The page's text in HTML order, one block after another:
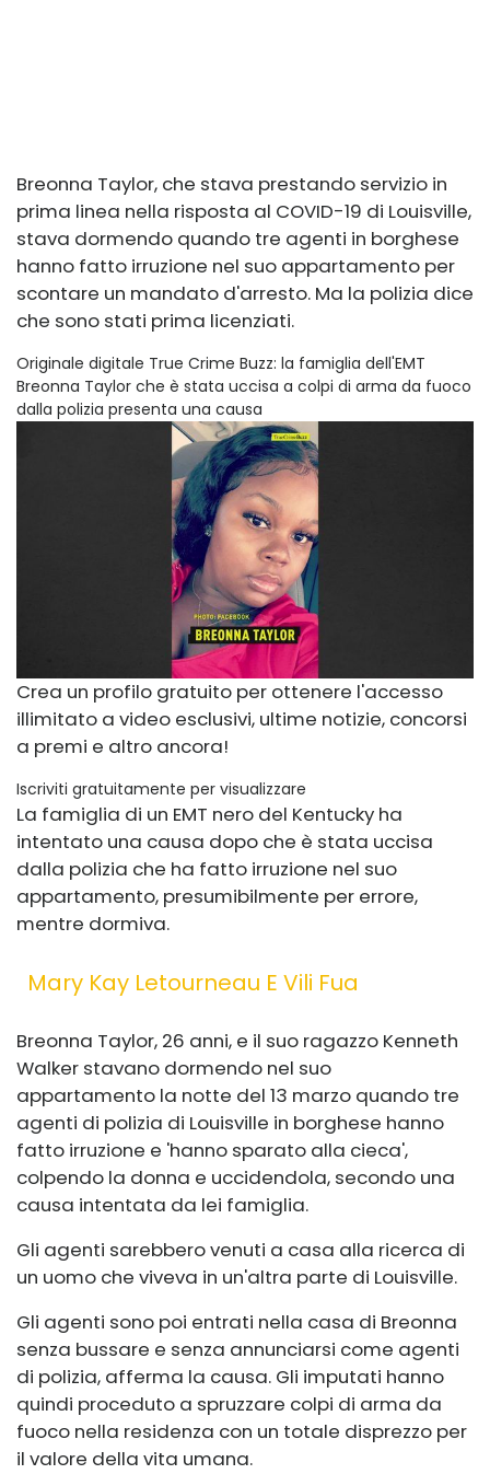
Breonna Taylor, che stava prestando servizio in
prima linea nella risposta al COVID-19 di Louisville,
stava dormendo quando tre agenti in borghese
hanno fatto irruzione nel suo appartamento per
scontare un mandato d'arresto. Ma la polizia dice
che sono stati prima licenziati.
Originale digitale True Crime Buzz: la famiglia dell'EMT
Breonna Taylor che è stata uccisa a colpi di arma da fuoco
dalla polizia presenta una causa
Crea un profilo gratuito per ottenere l'accesso
illimitato a video esclusivi, ultime notizie, concorsi
a premi e altro ancora!
Iscriviti gratuitamente per visualizzare
La famiglia di un EMT nero del Kentucky ha
intentato una causa dopo che è stata uccisa
dalla polizia che ha fatto irruzione nel suo
appartamento, presumibilmente per errore,
mentre dormiva.
Mary Kay Letourneau E Vili Fua
Breonna Taylor, 26 anni, e il suo ragazzo Kenneth
Walker stavano dormendo nel suo
appartamento la notte del 13 marzo quando tre
agenti di polizia di Louisville in borghese hanno
fatto irruzione e 'hanno sparato alla cieca',
colpendo la donna e uccidendola, secondo una
causa intentata da lei famiglia.
Gli agenti sarebbero venuti a casa alla ricerca di
un uomo che viveva in un'altra parte di Louisville.
Gli agenti sono poi entrati nella casa di Breonna
senza bussare e senza annunciarsi come agenti
di polizia, afferma la causa. Gli imputati hanno
quindi proceduto a spruzzare colpi di arma da
fuoco nella residenza con un totale disprezzo per
il valore della vita umana.